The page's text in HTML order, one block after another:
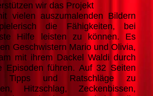
wir das Projekt
vielen auszumalenden Bildern
die Fähigkeiten, bei
Hilfe leisten zu können. Es
Geschwistern Mario und Olivia,
mit ihrem Dackel Waldi durch
Episoden führen. Auf 32 Seiten
Tipps und Ratschläge zu
Hitzschlag, Zeckenbissen,